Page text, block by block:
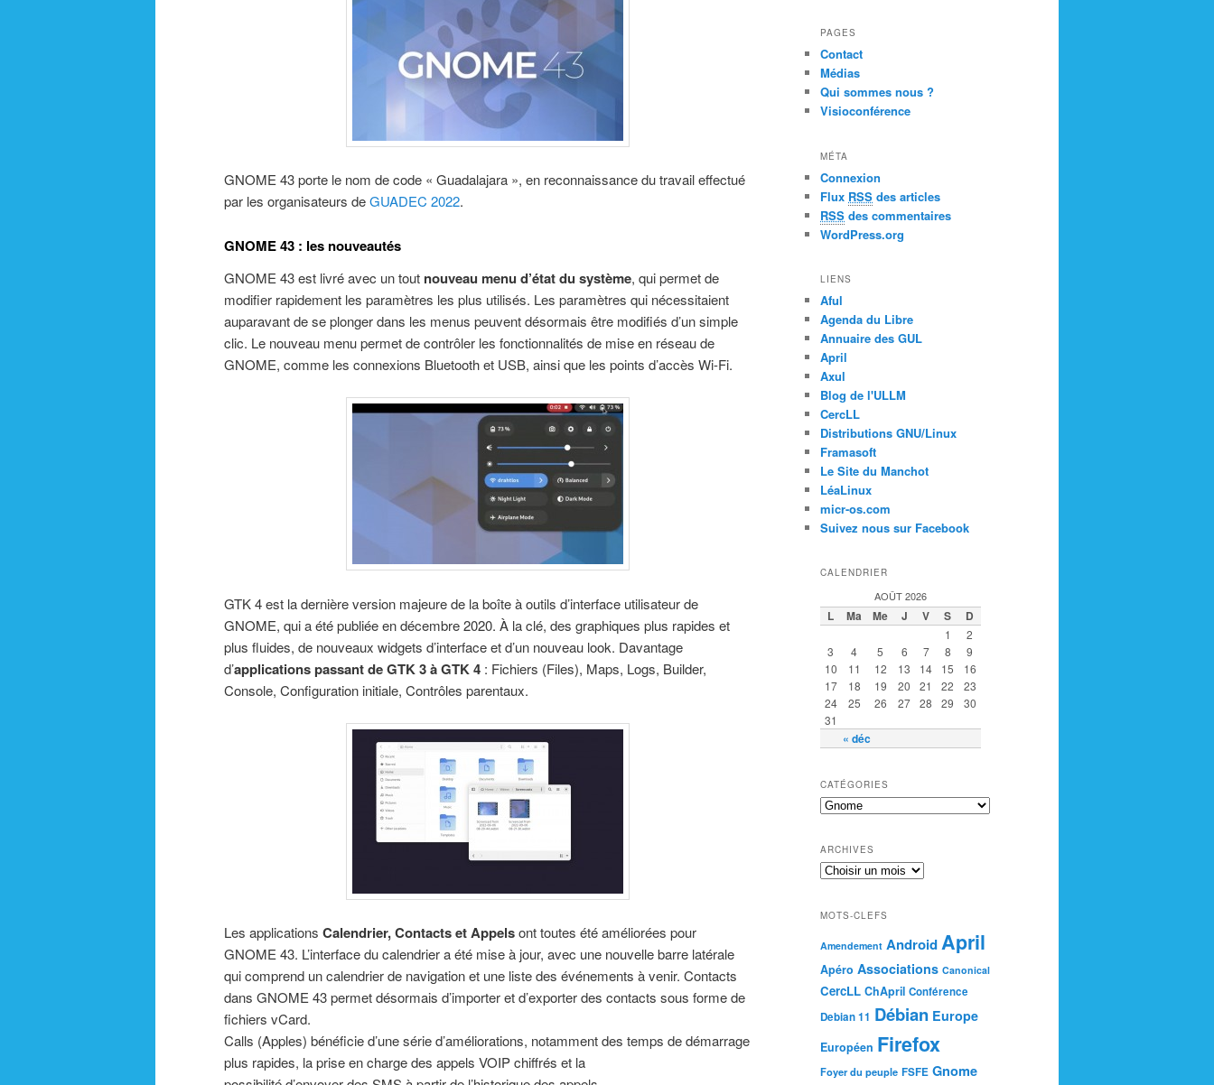
GNOME 43 porte le nom de code « Guadalajara », en reconnaissance du travail effectué
par les organisateurs deGUADEC 2022.
GNOME 43 : les nouveautés
GNOME 43 est livré avec un tout nouveau menu d’état du système, qui permet de
modifier rapidement les paramètres les plus utilisés. Les paramètres qui nécessitaient
auparavant de se plonger dans les menus peuvent désormais être modifiés d’un simple
clic. Le nouveau menu permet de contrôler les fonctionnalités de mise en réseau de
GNOME, comme les connexions Bluetooth et USB, ainsi que les points d’accès Wi-Fi.
GTK 4 est la dernière version majeure de la boîte à outils d’interface utilisateur de
GNOME, qui a été publiée en décembre 2020. À la clé, des graphiques plus rapides et
plus fluides, de nouveaux widgets d’interface et d’un nouveau look. Davantage
d’applications passant de GTK 3 à GTK 4 : Fichiers (Files), Maps, Logs, Builder,
Console, Configuration initiale, Contrôles parentaux.
Les applications Calendrier, Contacts et Appelsont toutes été améliorées pour
GNOME 43. L’interface du calendrier a été mise à jour, avec une nouvelle barre latérale
qui comprend un calendrier de navigation et une liste des événements à venir. Contacts
dans GNOME 43 permet désormais d’importer et d’exporter des contacts sous forme de
fichiers vCard.
Calls (Apples) bénéficie d’une série d’améliorations, notamment des temps de démarrage
plus rapides, la prise en charge des appels VOIP chiffrés et la
PAGES
Contact
Médias
Qui sommes nous ?
Visioconférence
MÉTA
Connexion
Flux RSS des articles
RSS des commentaires
WordPress.org
LIENS
Aful
Agenda du Libre
Annuaire des GUL
April
Axul
Blog de l'ULLM
CercLL
Distributions GNU/Linux
Framasoft
Le Site du Manchot
LéaLinux
micr-os.com
Suivez nous sur Facebook
CALENDRIER
AOÛT 2026
L Ma Me J V S D
« déc
1
2
3
4 5 6 7 8
9
10
11 12 13 14 15
16
17
18 19 20 21 22
23
24
25 26 27 28 29
30
31
CATÉGORIES
ARCHIVES
MOTS-CLEFS
Amendement AndroidApril
Apéro Associations Canonical
CercLL ChApril Conférence
Debian 11 Débian Europe
Européen Firefox
Foyer du peuple FSFE Gnome